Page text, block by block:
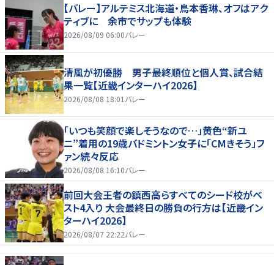
【バレー】アルテミス北海道・鳥本香琳、オフはアク
ティブに 余市でサップも体験
2026/08/09 06:00バレー
清風が初優勝 男子最終順位と個人賞、試合結
果一覧【近畿インターハイ2026】
2026/08/08 18:01 バレー
「いつも笑顔で楽しそうなので…」黄色“新ユ
ニ”着用の19歳バドミントン女子に「CMきそう」フ
ァン続々反応
2026/08/08 16:10バレー
前回大会王者の鎮西高らすべてのシード校がベ
スト4入り 大会最終日の勝負の行方は【近畿イン
ターハイ2026】
2026/08/07 22:22バレー